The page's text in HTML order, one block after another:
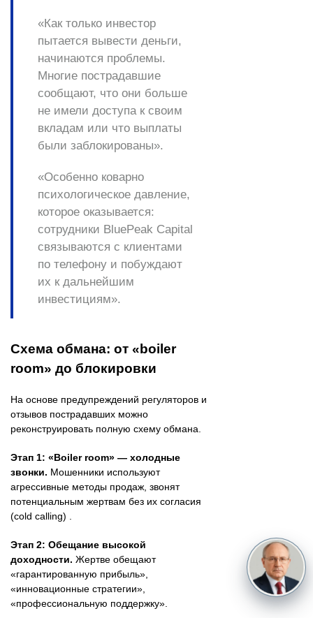
«Как только инвестор
пытается вывести деньги,
начинаются проблемы.
Многие пострадавшие
сообщают, что они больше
не имели доступа к своим
вкладам или что выплаты
были заблокированы».
«Особенно коварно
психологическое давление,
которое оказывается:
сотрудники BluePeak Capital
связываются с клиентами
по телефону и побуждают
их к дальнейшим
инвестициям».
Схема обмана: от «boiler
room» до блокировки
На основе предупреждений регуляторов и
отзывов пострадавших можно
реконструировать полную схему обмана.
Этап 1: «Boiler room» — холодные
звонки. Мошенники используют
агрессивные методы продаж, звонят
потенциальным жертвам без их согласия
(cold calling) .
Этап 2: Обещание высокой
доходности. Жертве обещают
«гарантированную прибыль»,
«инновационные стратегии»,
«профессиональную поддержку».